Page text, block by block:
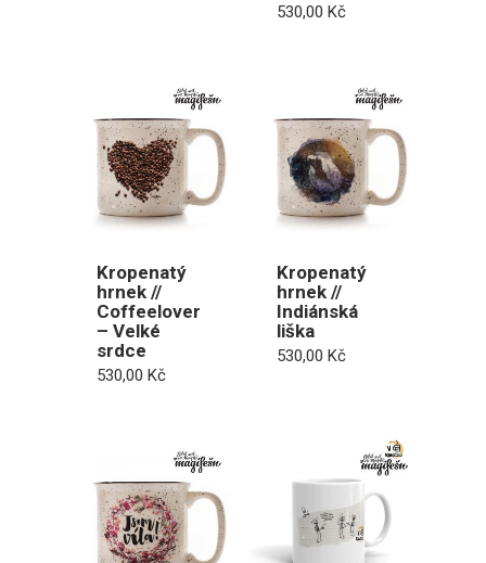
530,00 Kč
Kropenatý
hrnek //
Coffeelover
– Velké
srdce
530,00 Kč
Kropenatý
hrnek //
Indiánská
liška
530,00Kč